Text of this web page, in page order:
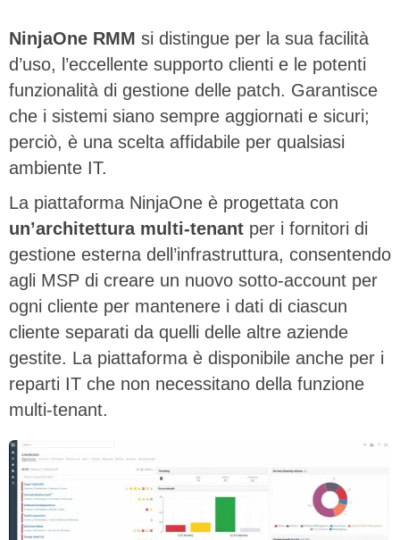
NinjaOne RMM si distingue per la sua facilità
d’uso, l’eccellente supporto clienti e le potenti
funzionalità di gestione delle patch. Garantisce
che i sistemi siano sempre aggiornati e sicuri;
perciò, è una scelta affidabile per qualsiasi
ambiente IT.
La piattaforma NinjaOne è progettata con
un’architettura multi-tenant per i fornitori di
gestione esterna dell’infrastruttura, consentendo
agli MSP di creare un nuovo sotto-account per
ogni cliente per mantenere i dati di ciascun
cliente separati da quelli delle altre aziende
gestite. La piattaforma è disponibile anche per i
reparti IT che non necessitano della funzione
multi-tenant.